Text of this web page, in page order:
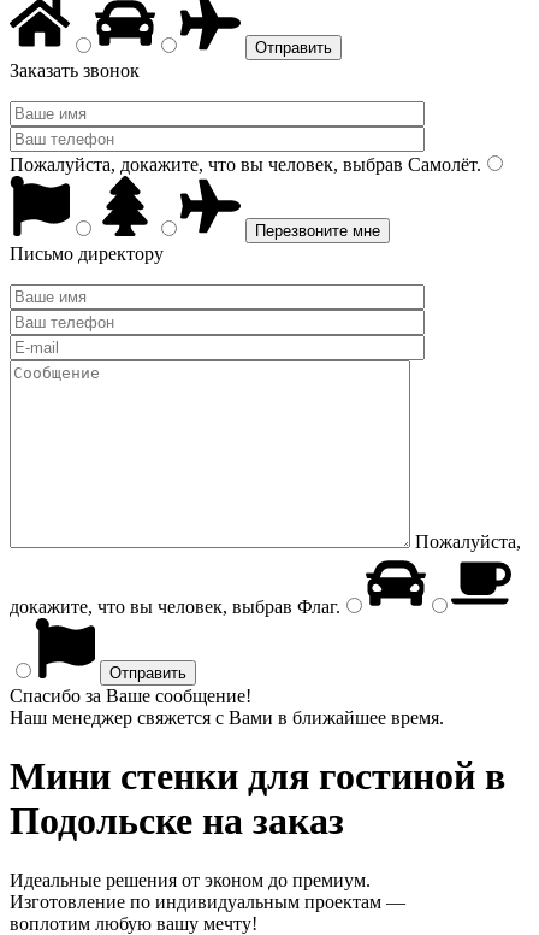
Заказать звонок
Пожалуйста, докажите, что вы человек, выбрав Самолёт.
Письмо директору
Пожалуйста,
докажите, что вы человек, выбрав Флаг.
Спасибо за Ваше сообщение!
Наш менеджер свяжется с Вами в ближайшее время.
Мини стенки для гостиной в
Подольске на заказ
Идеальные решения от эконом до премиум.
Изготовление по индивидуальным проектам —
воплотим любую вашу мечту!